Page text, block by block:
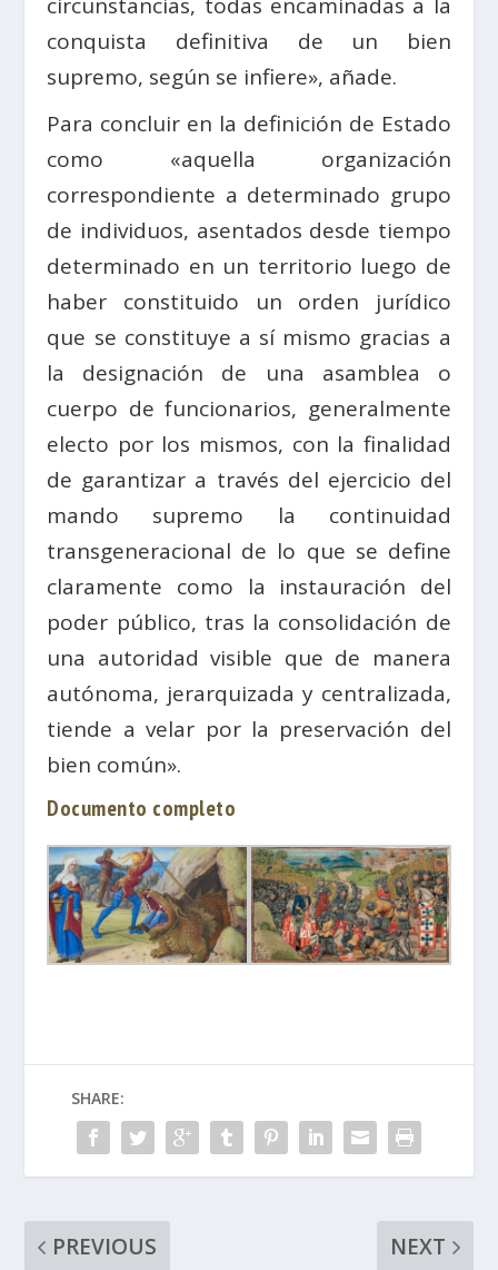
circunstancias, todas encaminadas a la
conquista definitiva de un bien
supremo, según se infiere», añade.
Para concluir en la definición de Estado
como «aquella organización
correspondiente a determinado grupo
de individuos, asentados desde tiempo
determinado en un territorio luego de
haber constituido un orden jurídico
que se constituye a sí mismo gracias a
la designación de una asamblea o
cuerpo de funcionarios, generalmente
electo por los mismos, con la finalidad
de garantizar a través del ejercicio del
mando supremo la continuidad
transgeneracional de lo que se define
claramente como la instauración del
poder público, tras la consolidación de
una autoridad visible que de manera
autónoma, jerarquizada y centralizada,
tiende a velar por la preservación del
bien común».
Documento completo
SHARE:
PREVIOUS
NEXT